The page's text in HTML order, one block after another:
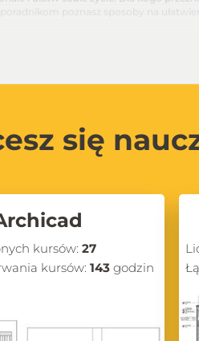
się
kursów: 27
kursów: 143godzin